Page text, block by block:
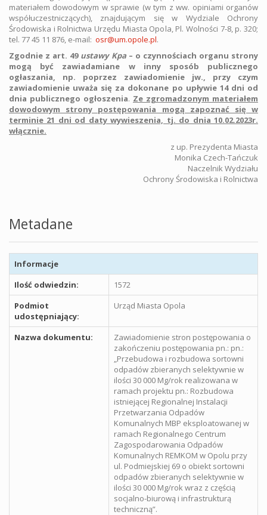
materiałem dowodowym w sprawie (w tym z ww. opiniami organów
współuczestniczących), znajdującym się w Wydziale Ochrony
Środowiska i Rolnictwa Urzędu Miasta Opola, Pl. Wolności 7-8, p. 320;
tel. 77 45 11 876, e-mail: osr@um.opole.pl.
Zgodnie z art. 49 ustawy Kpa– o czynnościach organu strony
mogą być zawiadamiane w inny sposób publicznego
ogłaszania, np. poprzez zawiadomienie jw., przy czym
zawiadomienie uważa się za dokonane po upływie 14 dni od
dnia publicznego ogłoszenia. Ze zgromadzonym materiałem
dowodowym strony postępowania mogą zapoznać się w
terminie 21 dni od daty wywieszenia, tj. do dnia 10.02.2023r.
włącznie.
z up. Prezydenta Miasta
Monika Czech-Tańczuk
Naczelnik Wydziału
Ochrony Środowiska i Rolnictwa
Metadane
Informacje
Ilość odwiedzin:
1572
Podmiot
udostępniający:
Urząd Miasta Opola
Nazwa dokumentu:
Zawiadomienie stron postępowania o
zakończeniu postępowania pn.: pn.:
„Przebudowa i rozbudowa sortowni
odpadów zbieranych selektywnie w
ilości 30 000 Mg/rok realizowana w
ramach projektu pn.: Rozbudowa
istniejącej Regionalnej Instalacji
Przetwarzania Odpadów
Komunalnych MBP eksploatowanej w
ramach Regionalnego Centrum
Zagospodarowania Odpadów
Komunalnych REMKOM w Opolu przy
ul. Podmiejskiej 69 o obiekt sortowni
odpadów zbieranych selektywnie w
ilości 30 000 Mg/rok wraz z częścią
socjalno-biurową i infrastrukturą
techniczną”.